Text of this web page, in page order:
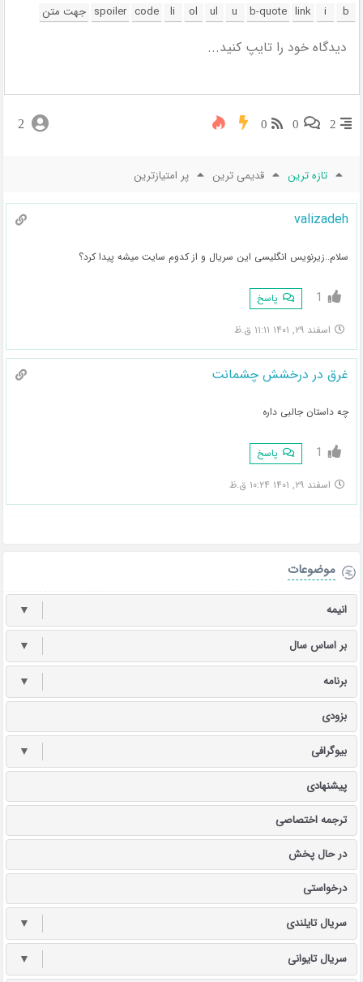
2
0
0
2
تازه ترین قدیمی ترین پر امتیازترین
valizadeh
سلام..زیرنویس انگلیسی این سریال و از کدوم سایت میشه پیدا کرد؟
1 پاسخ
اسفند ۲۹, ۱۴۰۱ ۱۱:۱۱ ق.ظ
غرق در درخشش چشمانت
چه داستان جالبی داره
1 پاسخ
اسفند ۲۹, ۱۴۰۱ ۱۰:۲۴ ق.ظ
موضوعات
انیمه ▼
بر اساس سال ▼
برنامه ▼
بزودی
بیوگرافی ▼
پیشنهادی
ترجمه اختصاصی
در حال پخش
درخواستی
سریال تایلندی ▼
سریال تایوانی ▼